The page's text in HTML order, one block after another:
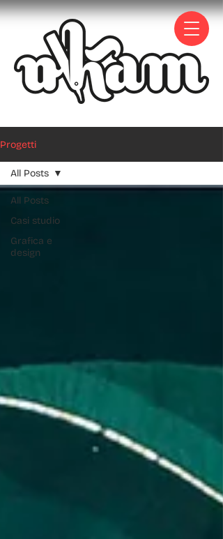
Progetti
All Posts
Casi studio
Grafica e
design
All Posts